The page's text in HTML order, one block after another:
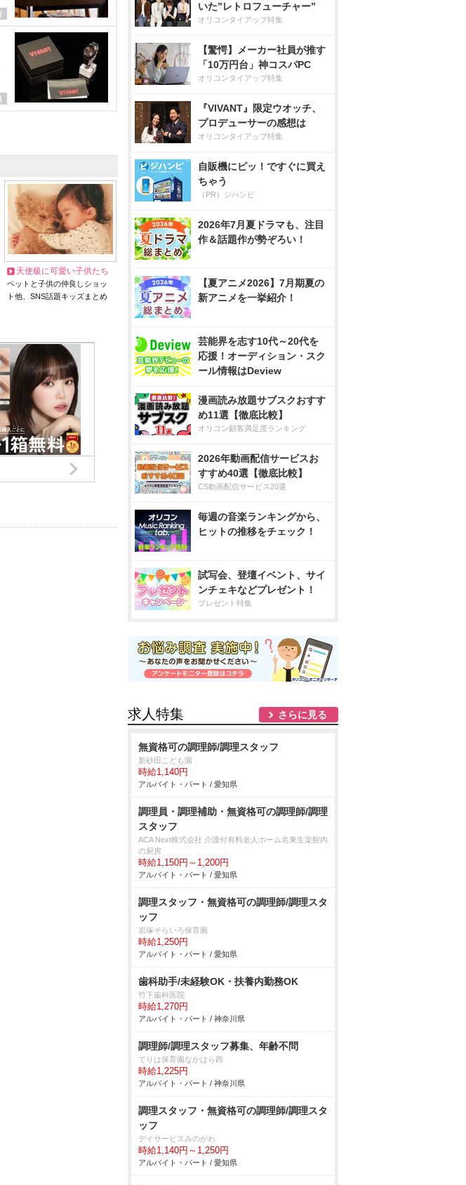
天使級に可愛い子供たち
ペットと子供の仲良しショッ
ト他、SNS話題キッズまとめ
いた”レトロフューチャー”
オリコンタイアップ特集
【驚愕】メーカー社員が推す
「10万円台」神コスパPC
オリコンタイアップ特集
『VIVANT』限定ウオッチ、
プロデューサーの感想は
オリコンタイアップ特集
自販機にピッ！ですぐに買え
ちゃう
（PR）ジハンピ
2026年7月夏ドラマも、注目
作＆話題作が勢ぞろい！
【夏アニメ2026】7月期夏の
新アニメを一挙紹介！
芸能界を志す10代～20代を
応援！オーディション・スク
ール情報はDeview
漫画読み放題サブスクおすす
め11選【徹底比較】
オリコン顧客満足度ランキング
2026年動画配信サービスお
すすめ40選【徹底比較】
CS動画配信サービス20選
毎週の音楽ランキングから、
ヒットの推移をチェック！
試写会、登壇イベント、サイ
ンチェキなどプレゼント！
プレゼント特集
求人特集 さらに見る
無資格可の調理師/調理スタッフ
新砂田こども園
時給1,140円
アルバイト・パート / 愛知県
調理員・調理補助・無資格可の調理師/調理
スタッフ
ACA Next株式会社 介護付有料老人ホーム名東生楽館内
の厨房
時給1,150円～1,200円
アルバイト・パート / 愛知県
調理スタッフ・無資格可の調理師/調理スタ
ッフ
塚そらいろ保育園
時給1,250円
アルバイト・パート / 愛知県
歯科助手/未経験OK・扶養内勤務OK
竹下歯科医院
時給1,270円
アルバイト・パート / 神奈川県
調理師/調理スタッフ募集、年齢不問
てりは保育園なかはら西
時給1,225円
アルバイト・パート / 神奈川県
調理スタッフ・無資格可の調理師/調理スタ
ッフ
デイサービスみのがわ
時給1,140円～1,250円
アルバイト・パート / 愛知県